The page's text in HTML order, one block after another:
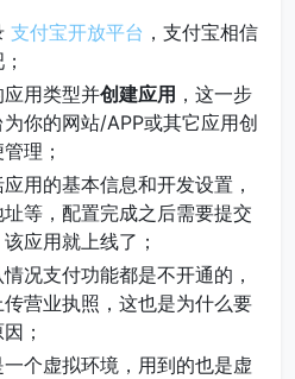
支付宝开放平台 ，支付宝相信
用类型并创建应用 ，这一步
你的网站/APP或其它应用创
理；
应用的基本信息和开发设置，
等，配置完成之后需要提交
应用就上线了；
况支付功能都是不开通的，
营业执照，这也是为什么要
；
一个虚拟环境，用到的也是虚